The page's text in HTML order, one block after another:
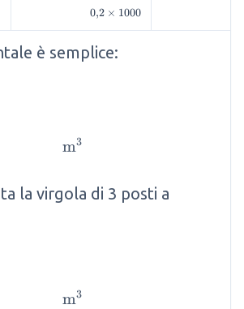
0{,}2
0,2 × 1000
è semplice:
\mathrm{m}^3
m3
la virgola di 3 posti a
\mathrm{m}^3
m3